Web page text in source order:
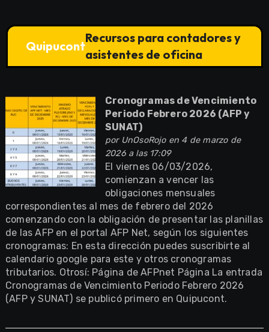
Quipucont
Recursos para contadores y
asistentes de oficina
Cronogramas de Vencimiento
Periodo Febrero 2026 (AFP y
SUNAT)
por UnOsoRojoen 4 de marzo de
2026 a las 17:09
El viernes 06/03/2026,
comienzan a vencer las
obligaciones mensuales
correspondientes al mes de febrero del 2026
comenzando con la obligación de presentar las planillas
de las AFP en el portal AFP Net, según los siguientes
cronogramas: En esta dirección puedes suscribirte al
calendario google para este y otros cronogramas
tributarios. Otrosí: Página de AFPnet Página La entrada
Cronogramas de Vencimiento Periodo Febrero 2026
(AFP y SUNAT) se publicó primero en Quipucont.